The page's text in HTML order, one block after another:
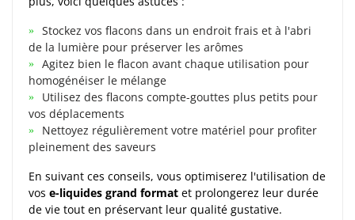
Stockez vos flacons dans un endroit frais et à l'abri
de la lumière pour préserver les arômes
Agitez bien le flacon avant chaque utilisation pour
homogénéiser le mélange
Utilisez des flacons compte-gouttes plus petits pour
vos déplacements
Nettoyez régulièrement votre matériel pour profiter
pleinement des saveurs
En suivant ces conseils, vous optimiserez l'utilisation de
vos e-liquides grand format et prolongerez leur durée
de vie tout en préservant leur qualité gustative.